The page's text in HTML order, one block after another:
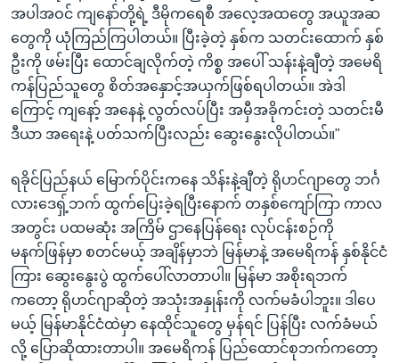
အပါအဝင် ကျနော်တို့ရဲ့ ဒီမိုကရေစီ အလေ့အထတွေ အယူအဆ
တွေကို ယုံကြည်ကြပါတယ်။ ပြီးခဲ့တဲ့ နှစ်က သတင်းထောက် နှစ်
ဦးကို ဖမ်းပြီး ထောင်ချလိုက်တဲ့ ကိစ္စ အပေါ် သန်းနဲ့ချီတဲ့ အမေရိ
ကန်ပြည်သူတွေ စိတ်အနှောင့်အယှက်ဖြစ်ရပါတယ်။ အဲဒါ
ကြောင့် ကျနော့် အနေနဲ့ လွတ်လပ်ပြီး အမှီအခိုကင်းတဲ့ သတင်းမီ
ဒီယာ အရေးနဲ့ ပတ်သက်ပြီးလည်း ဆွေးနွေးလိုပါတယ်။"
ရခိုင်ပြည်နယ် မြောက်ပိုင်းကနေ သိန်းနဲ့ချီတဲ့ ရိုဟင်ဂျာတွေ ဘင်္ဂ
လားဒေရှ့်ဘက် ထွက်ပြေးခဲ့ရပြီးနောက် တနှစ်ကျော်ကြာ ကာလ
အတွင်း ပထမဆုံး အကြိမ် ဌာနေပြန်ရေး လုပ်ငန်းစဉ်ကို
မနက်ဖြန်မှာ စတင်မယ့် အချိန်မှာဘဲ မြန်မာနဲ့ အမေရိကန် နှစ်နိုင်ငံ
ကြား ဆွေးနွေးပွဲ ထွက်ပေါ်လာတာပါ။ မြန်မာ အစိုးရဘက်
ကတော့ ရိုဟင်ဂျာဆိုတဲ့ အသုံးအနှုန်းကို လက်မခံပါဘူး။ ဒါပေ
မယ့် မြန်မာနိုင်ငံထဲမှာ နေထိုင်သူတွေ မှန်ရင် ပြန်ပြီး လက်ခံမယ်
လို့ ပြောဆိုထားတာပါ။ အမေရိကန် ပြည်ထောင်စုဘက်ကတော့